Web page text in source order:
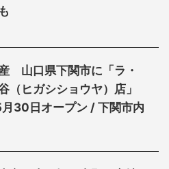
山口県下関市に「ラ・
（ヒガシショウヤ）店」
30日オープン / 下関市内